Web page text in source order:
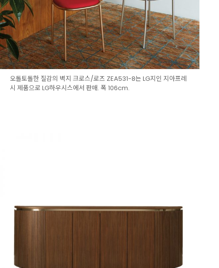
오돌토돌한 질감의 벽지 크로스/로즈 ZEA531-8는 LG지인 지아프레
시 제품으로 LG하우시스에서 판매. 폭 106cm.